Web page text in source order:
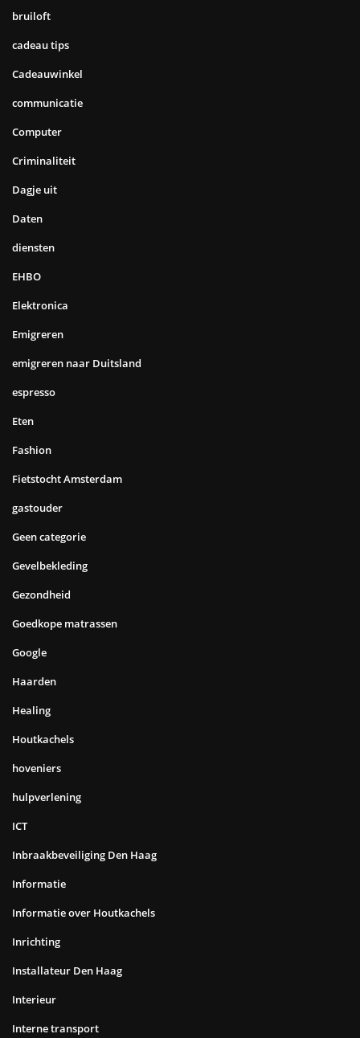
bruiloft
cadeau tips
Cadeauwinkel
communicatie
Computer
Criminaliteit
Dagje uit
Daten
diensten
EHBO
Elektronica
Emigreren
emigreren naar Duitsland
espresso
Eten
Fashion
Fietstocht Amsterdam
gastouder
Geen categorie
Gevelbekleding
Gezondheid
Goedkope matrassen
Google
Haarden
Healing
Houtkachels
hoveniers
hulpverlening
ICT
Inbraakbeveiliging Den Haag
Informatie
Informatie over Houtkachels
Inrichting
Installateur Den Haag
Interieur
Interne transport